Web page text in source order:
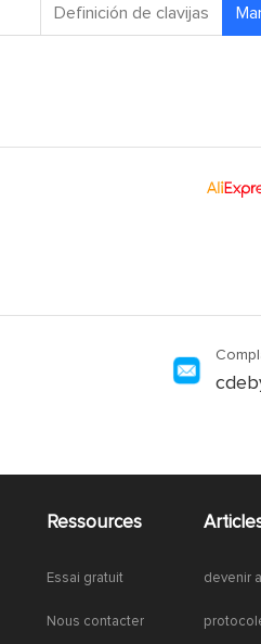
Definición de clavijas
Ressources
Essai gratuit
Nous contacter
devenir